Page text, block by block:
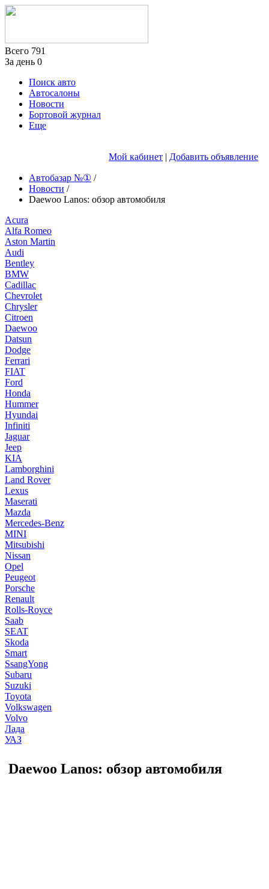
Всего 791
За день 0
Поиск авто
Автосалоны
Новости
Бортовой журнал
Еще
Мой кабинет | Добавить объявление
Автобазар №① /
Новости /
Daewoo Lanos: обзор автомобиля
Acura
Alfa Romeo
Aston Martin
Audi
Bentley
BMW
Cadillac
Chevrolet
Chrysler
Citroen
Daewoo
Datsun
Dodge
Ferrari
FIAT
Ford
Honda
Hummer
Hyundai
Infiniti
Jaguar
Jeep
KIA
Lamborghini
Land Rover
Lexus
Maserati
Mazda
Mercedes-Benz
MINI
Mitsubishi
Nissan
Opel
Peugeot
Porsche
Renault
Rolls-Royce
Saab
SEAT
Skoda
Smart
SsangYong
Subaru
Suzuki
Toyota
Volkswagen
Volvo
Лада
УАЗ
Daewoo Lanos: обзор автомобиля